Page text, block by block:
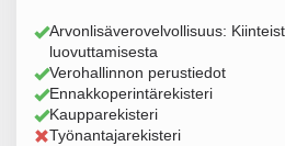
Arvonlisäverovelvollisuus:
luovuttamisesta
Verohallinnon perustiedot
Ennakkoperintärekisteri
Kaupparekisteri
Työnantajarekisteri